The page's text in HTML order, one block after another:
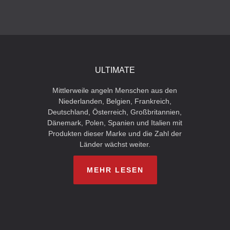
ULTIMATE
Mittlerweile angeln Menschen aus den
Niederlanden, Belgien, Frankreich,
Deutschland, Österreich, Großbritannien,
Dänemark, Polen, Spanien und Italien mit
Produkten dieser Marke und die Zahl der
Länder wächst weiter.
MEHR LESEN